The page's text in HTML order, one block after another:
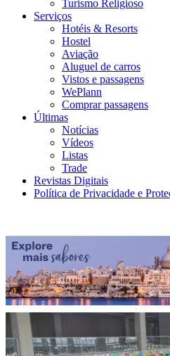
Turismo Religioso
Serviços
Hotéis & Resorts
Hostel
Aviação
Aluguel de carros
Vistos e passagens
WePlann
Comprar passagens
Últimas
Notícias
Vídeos
Listas
Trade
Revistas Digitais
Política de Privacidade e